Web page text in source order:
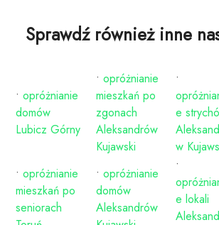
Sprawdź również inne
• opróżnianie
domów
Lubicz Górny
• opróżnianie
mieszkań po
zgonach
Aleksandrów
Kujawski
•
e
w
• opróżnianie
mieszkań po
seniorach
• opróżnianie
domów
Aleksandrów
•
e lokali